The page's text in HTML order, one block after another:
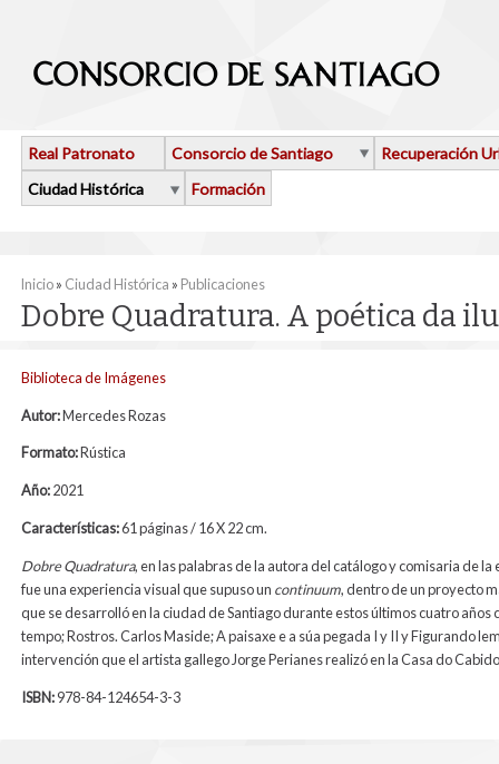
Real Patronato Consorcio de Santiago
Recuperación
Ciudad Histórica
Formación
Se encuentra usted aquí
Inicio» Ciudad Histórica » Publicaciones
Dobre Quadratura. A poética da
Biblioteca de Imágenes
Autor:Mercedes Rozas
Formato:Rústica
Año:2021
Características:61 páginas / 16 X 22 cm.
Dobre Quadratura, en las palabras de la autora del catálogo y comisaria de la
fue una experiencia visual que supuso un continuum, dentro de un proyecto
que se desarrolló en la ciudad de Santiago durante estos últimos cuatro años
tempo; Rostros. Carlos Maside; A paisaxe e a súa pegada I y II y Figurando
intervención que el artista gallego Jorge Perianes realizó en la Casa do
ISBN:978-84-124654-3-3